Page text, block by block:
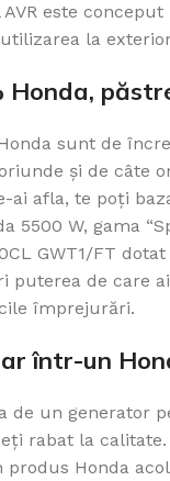
este
la
Honda,
sunt de
și de câte
ai afla, te poți
5500 W, gama
GWT1/FT
puterea de care
împrejurări.
într-un
de un generator
rabat la calitate.
produs Honda